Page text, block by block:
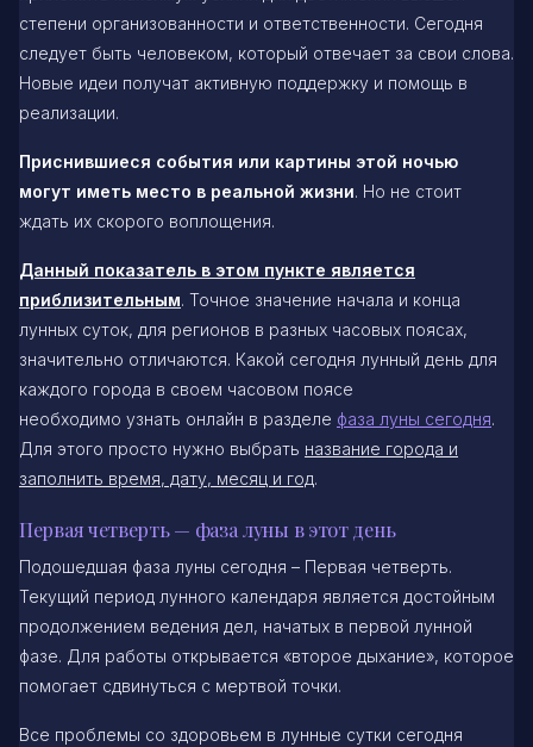
степени организованности и ответственности. Сегодня
следует быть человеком, который отвечает за свои слова.
Новые идеи получат активную поддержку и помощь в
реализации.
Приснившиеся события или картины этой ночью
могут иметь место в реальной жизни. Но не стоит
ждать их скорого воплощения.
Данный показатель в этом пункте является
приблизительным. Точное значение начала и конца
лунных суток, для регионов в разных часовых поясах,
значительно отличаются. Какой сегодня лунный день для
каждого города в своем часовом поясе
необходимо узнать онлайн в разделе фаза луны сегодня.
Для этого просто нужно выбрать название города и
заполнить время, дату, месяц и год.
Первая четверть — фаза луны в этот день
Подошедшая фаза луны сегодня – Первая четверть.
Текущий период лунного календаря является достойным
продолжением ведения дел, начатых в первой лунной
фазе. Для работы открывается «второе дыхание», которое
помогает сдвинуться с мертвой точки.
Все проблемы со здоровьем в лунные сутки сегодня